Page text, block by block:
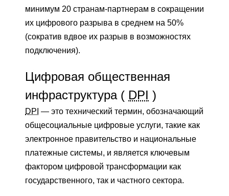
минимум 20 странам-партнерам в сокращении
их цифрового разрыва в среднем на 50%
(сократив вдвое их разрыв в возможностях
подключения).
Цифровая общественная
инфраструктура ( DPI )
DPI — это технический термин, обозначающий
общесоциальные цифровые услуги, такие как
электронное правительство и национальные
платежные системы, и является ключевым
фактором цифровой трансформации как
государственного, так и частного сектора.